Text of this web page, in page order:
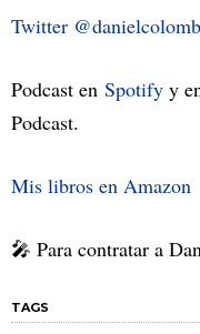
Twitter
Podcast en Spotify y
Podcast.
Mis libros en Amazon
🎤 Para contratar a
TAGS